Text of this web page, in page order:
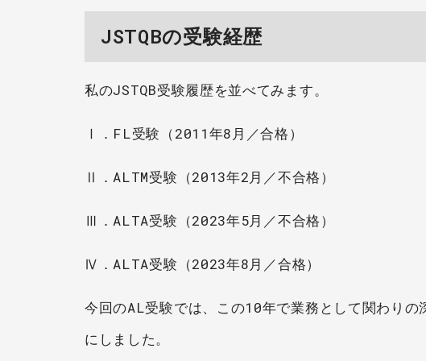
JSTQBの受験経歴
私のJSTQB受験履歴を並べてみます。
Ⅰ．FL受験（2011年8月／合格）
Ⅱ．ALTM受験（2013年2月／不合格）
Ⅲ．ALTA受験（2023年5月／不合格）
Ⅳ．ALTA受験（2023年8月／合格）
今回のAL受験では、この10年で業務として関わ
にしました。